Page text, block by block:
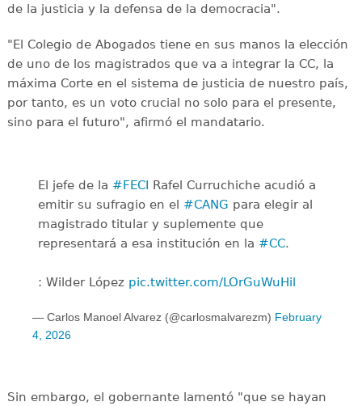
de la justicia y la defensa de la democracia".
"El Colegio de Abogados tiene en sus manos la elección
de uno de los magistrados que va a integrar la CC, la
máxima Corte en el sistema de justicia de nuestro país,
por tanto, es un voto crucial no solo para el presente,
sino para el futuro", afirmó el mandatario.
El jefe de la #FECI Rafel Curruchiche acudió a
emitir su sufragio en el #CANG para elegir al
magistrado titular y suplemente que
representará a esa institución en la #CC.
: Wilder López pic.twitter.com/LOrGuWuHil
— Carlos Manoel Alvarez (@carlosmalvarezm) February
4, 2026
Sin embargo, el gobernante lamentó "que se hayan